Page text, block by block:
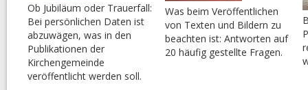
Ob Jubiläum oder Trauerfall:
Bei persönlichen Daten ist
abzuwägen, was in den
Publikationen der
Kirchengemeinde
veröffentlicht werden soll.
Was beim Veröffentlichen
von Texten und Bildern zu
beachten ist: Antworten auf
20 häufig gestellte Fragen.